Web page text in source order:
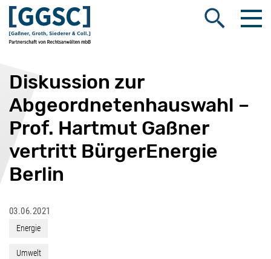
Suche öffnen
Diskussion zur
Abgeordnetenhauswahl –
Prof. Hartmut Gaßner
vertritt BürgerEnergie
Berlin
03.06.2021
Energie
Umwelt